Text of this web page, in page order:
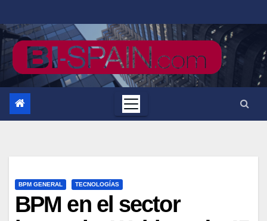
al
contenido
BPM GENERAL TECNOLOGÍAS
BPM en el sector